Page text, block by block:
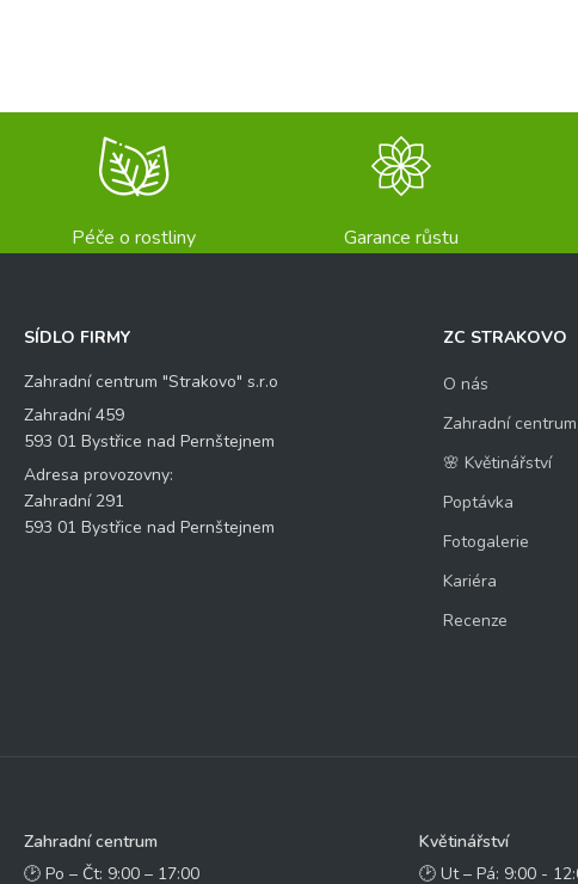
Péče o rostliny Garance růstu
SÍDLO FIRMY
Zahradní centrum "Strakovo" s.r.o
Zahradní 459
593 01 Bystřice nad Pernštejnem
Adresa provozovny:
Zahradní 291
593 01 Bystřice nad Pernštejnem
ZC STRAKOVO
O nás
Zahradní centrum
🌸 Květinářství
Poptávka
Fotogalerie
Kariéra
Recenze
Zahradní centrum
🕑 Po – Čt: 9:00 – 17:00
Květinářství
🕑 Ut – Pá: 9:00 -